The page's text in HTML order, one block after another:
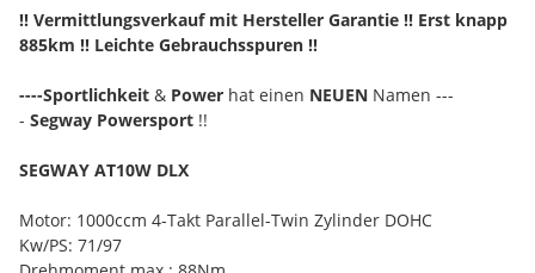
!! Vermittlungsverkauf mit Hersteller Garantie !! Erst knapp
885km !! Leichte Gebrauchsspuren !!
----Sportlichkeit & Power hat einen NEUEN Namen ---
- Segway Powersport !!
SEGWAY AT10W DLX
Motor: 1000ccm 4-Takt Parallel-Twin Zylinder DOHC
Kw/PS: 71/97